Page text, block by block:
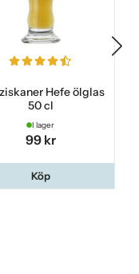
Hefe ölglas
50 cl
I lager
99 kr
Köp